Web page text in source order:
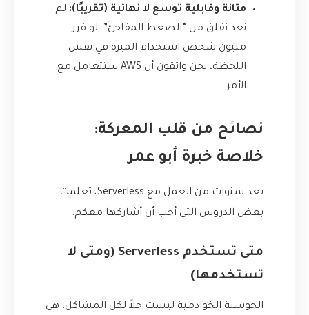
متانة وقابلية توسع لا نهائية (تقريبًا): لم
نعد نقلق من “الضغط المفاجئ”. لو قرر
مليون شخص استخدام الميزة في نفس
اللحظة، نحن واثقون أن AWS ستتعامل مع
الأمر.
نصائح من قلب المعركة:
خلاصة خبرة أبو عمر
بعد سنوات من العمل مع Serverless، تعلمت
بعض الدروس التي أحب أن أشاركها معكم:
متى تستخدم Serverless (ومتى لا
تستخدمها)
الحوسبة الخوادمية ليست حلاً لكل المشاكل. هي